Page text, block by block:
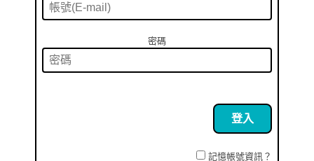
密碼
記憶帳號資訊？